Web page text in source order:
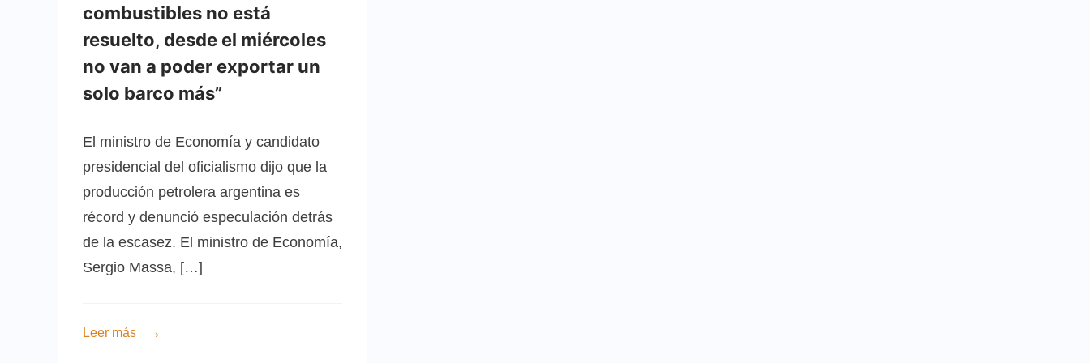
combustibles no está
resuelto, desde el miércoles
no van a poder exportar un
solo barco más”
El ministro de Economía y candidato
presidencial del oficialismo dijo que la
producción petrolera argentina es
récord y denunció especulación detrás
de la escasez. El ministro de Economía,
Sergio Massa, […]
Leer más